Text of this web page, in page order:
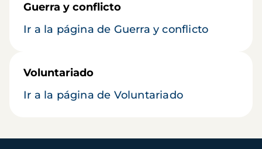
Guerra y conflicto
Ir a la página de Guerra y conflicto
Voluntariado
Ir a la página de Voluntariado